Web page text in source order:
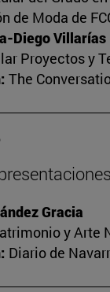
de Moda de
Diego Villarías
Proyectos y
The
Gracia
y Arte
Diario de